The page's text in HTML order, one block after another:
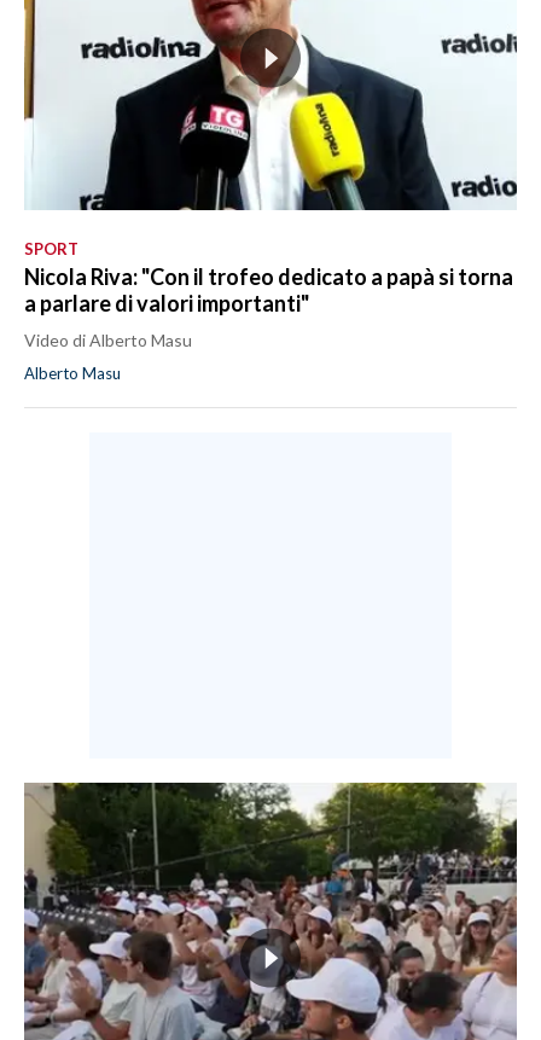
SPORT
Nicola Riva: "Con il trofeo dedicato a papà si torna
a parlare di valori importanti"
Video di Alberto Masu
Alberto Masu